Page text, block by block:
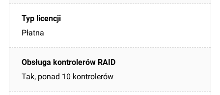
Płatna
Tak, ponad 10 kontrolerów